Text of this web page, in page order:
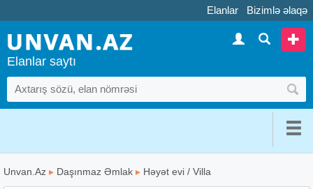
Elanlar Bizimlə əlaqə
Elanlar saytı
Unvan.Az ▸ Daşınmaz Əmlak ▸ Həyət evi / Villa